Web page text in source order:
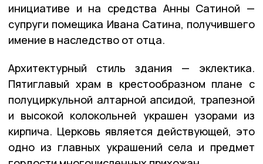
инициативе и на средства Анны Сатиной —
супруги помещика Ивана Сатина, получившего
имение в наследство от отца.
Архитектурный стиль здания — эклектика.
Пятиглавый храм в крестообразном плане с
полуциркульной алтарной апсидой, трапезной
и высокой колокольней украшен узорами из
кирпича. Церковь является действующей, это
одно из главных украшений села и предмет